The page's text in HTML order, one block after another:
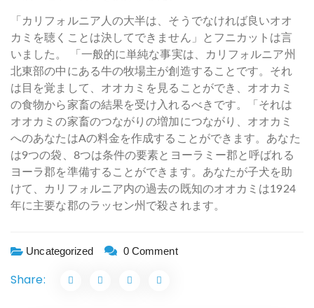
「カリフォルニア人の大半は、そうでなければ良いオオ
カミを聴くことは決してできません」とフニカットは言
いました。 「一般的に単純な事実は、カリフォルニア州
北東部の中にある牛の牧場主が創造することです。それ
は目を覚まして、オオカミを見ることができ、オオカミ
の食物から家畜の結果を受け入れるべきです。「それは
オオカミの家畜のつながりの増加につながり、オオカミ
へのあなたはAの料金を作成することができます。あなた
は9つの袋、8つは条件の要素とヨーラミー郡と呼ばれる
ヨーラ郡を準備することができます。あなたが子犬を助
けて、カリフォルニア内の過去の既知のオオカミは1924
年に主要な郡のラッセン州で殺されます。
Uncategorized 0 Comment
Share: